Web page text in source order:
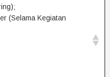
(Selama Kegiatan